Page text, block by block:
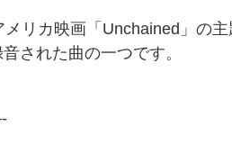
リカ映画「Unchained」の
された曲の一つです。